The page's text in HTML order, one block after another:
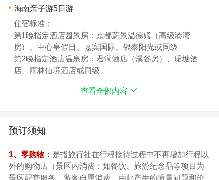
海南亲子游5日游
住宿标准：
第1晚指定酒店园景房：京都蔚景温德姆（高级港湾
房）、中心皇假日、嘉宾国际、银泰阳光或同级
第2晚指定酒店温泉房：君澜酒店（溪谷房）、珺塘酒
店、雨林仙境酒店或同级
金、克拉码头、银泰阳光或同级 行程中指定酒店双标
海南旅游旺季期间，如遇行程中酒店房满，将安排不低于
1、零购物：是指旅行社在行程接待过程中不再增加行程
以外的购物店（景区内消费：如餐饮、旅游纪念品等项目
为景区配套服务，游客自愿消费，由此产生的质量问题和
查看全部内容
预订须知
1、零购物： 是指旅行社在行程接待过程中不再增加行程以
外的购物店（景区内消费：如餐饮、旅游纪念品等项目为
景区配套服务，游客自愿消费，由此产生的质量问题和价